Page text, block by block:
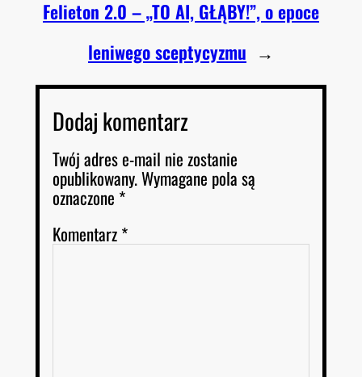
Felieton 2.0 – „TO AI, GŁĄBY!”, o epoce
leniwego sceptycyzmu →
Dodaj komentarz
Twój adres e-mail nie zostanie
opublikowany.Wymagane pola są
oznaczone *
Komentarz*